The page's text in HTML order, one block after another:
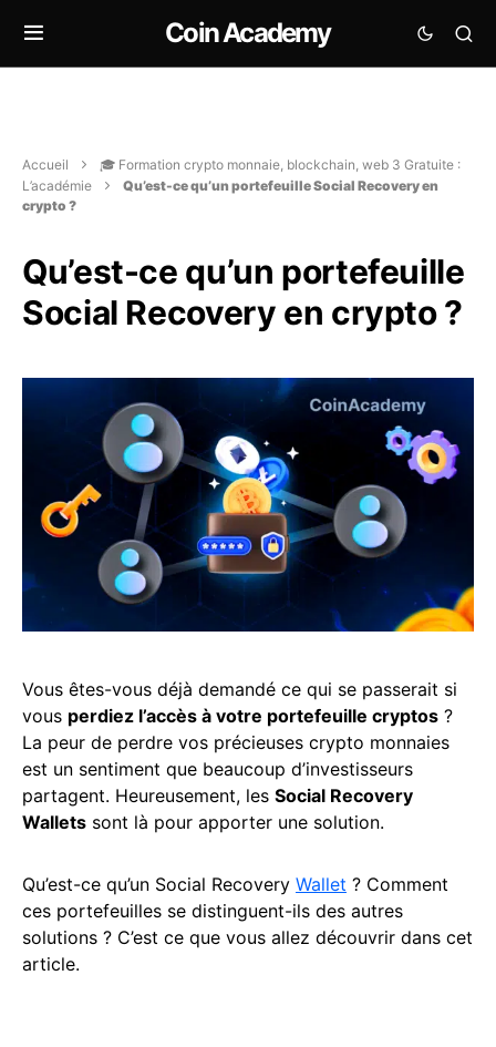
Coin Academy
Accueil
🎓 Formation crypto monnaie, blockchain, web 3 Gratuite :
L’académie
Qu’est-ce qu’un portefeuille Social Recovery en
crypto ?
Qu’est-ce qu’un portefeuille
Social Recovery en crypto ?
Vous êtes-vous déjà demandé ce qui se passerait si
vous perdiez l’accès à votre portefeuille cryptos ?
La peur de perdre vos précieuses crypto monnaies
est un sentiment que beaucoup d’investisseurs
partagent. Heureusement, les Social Recovery
Wallets sont là pour apporter une solution.
Qu’est-ce qu’un Social Recovery Wallet ? Comment
ces portefeuilles se distinguent-ils des autres
solutions ? C’est ce que vous allez découvrir dans cet
article.